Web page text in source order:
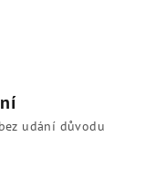
udání důvodu